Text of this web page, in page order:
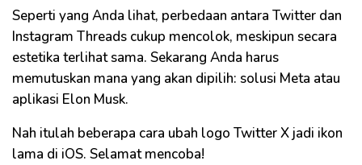
Seperti yang Anda lihat, perbedaan antara Twitter dan
Instagram Threads cukup mencolok, meskipun secara
estetika terlihat sama. Sekarang Anda harus
memutuskan mana yang akan dipilih: solusi Meta atau
aplikasi Elon Musk.
Nah itulah beberapa cara ubah logo Twitter X jadi ikon
lama di iOS. Selamat mencoba!